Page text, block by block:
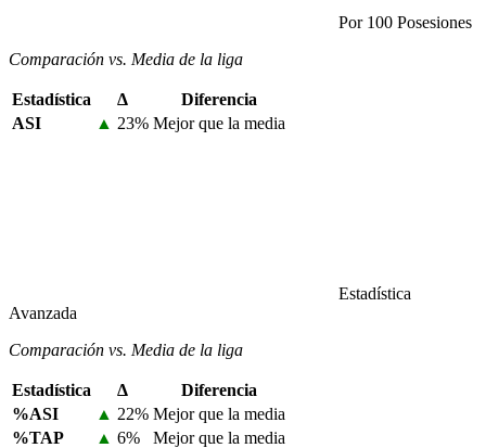
Por 100 Posesiones
Comparación vs. Media de la liga
Estadística Δ
Diferencia
ASI
▲ 23% Mejor que la media
Estadística
Avanzada
Comparación vs. Media de la liga
Estadística Δ
Diferencia
%ASI
▲ 22% Mejor que la media
%TAP
▲ 6%
Mejor que la media